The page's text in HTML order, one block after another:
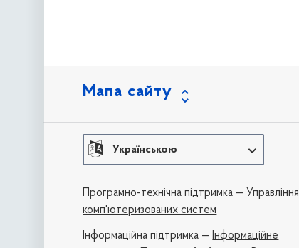
Мапа сайту
Українською
Програмно-технічна підтримка — Управління
комп'ютеризованих систем
Iнформаційна підтримка — Інформаційне